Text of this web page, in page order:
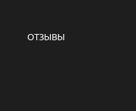
ОТЗЫВЫ